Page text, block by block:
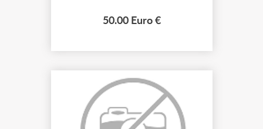
50.00 Euro €